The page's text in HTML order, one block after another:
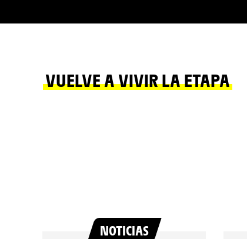
VUELVE A VIVIR LA ETAPA
NOTICIAS